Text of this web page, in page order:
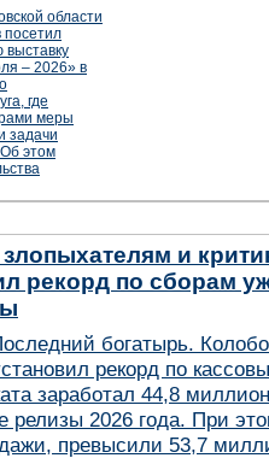
области
выставку
– 2026» в
где
меры
задачи
этом
и
рекорд по сборам
богатырь.
рекорд по
заработал 44,8
релизы 2026 года. При
превысили 53,7